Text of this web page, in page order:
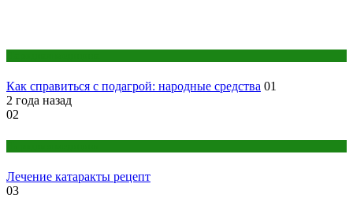
Как справиться с подагрой: народные средства 01
2 года назад
02
Лечение катаракты рецепт
03